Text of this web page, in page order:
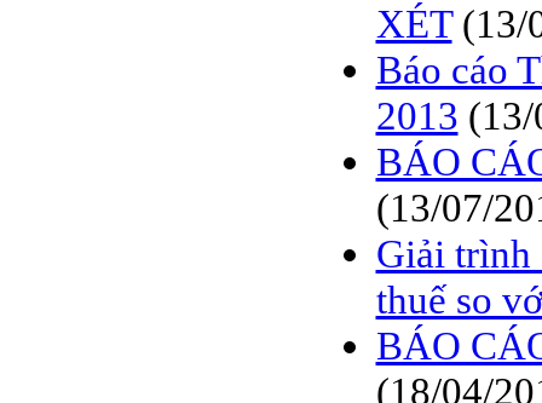
XÉT (13/
Báo cáo
2013
BÁO
(13/07/
Giải trình
thuế so
BÁO
(18/04/